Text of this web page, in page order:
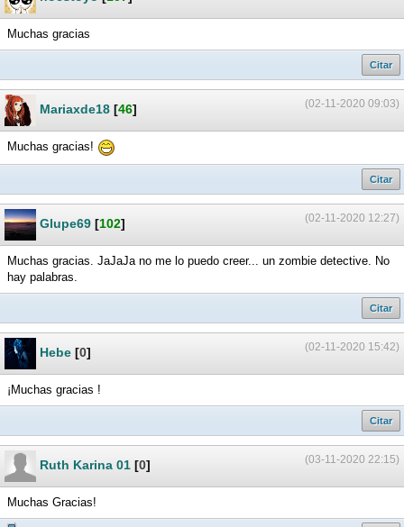
Muchas gracias
Citar
(02-11-2020 09:03)
Mariaxde18 [46]
Muchas gracias!
Citar
(02-11-2020 12:27)
Glupe69 [102]
Muchas gracias. JaJaJa no me lo puedo creer... un zombie detective. No
hay palabras.
Citar
(02-11-2020 15:42)
Hebe [0]
¡Muchas gracias !
Citar
(03-11-2020 22:15)
Ruth Karina 01 [0]
Muchas Gracias!